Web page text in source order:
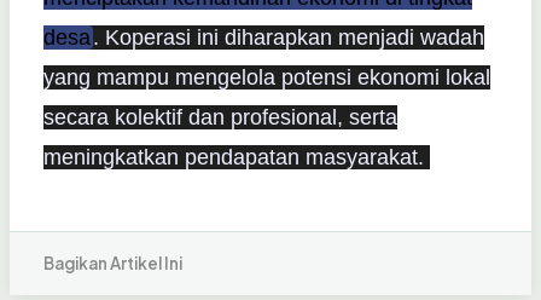
desa . Koperasi ini diharapkan menjadi wadah
yang mampu mengelola potensi ekonomi lokal
secara kolektif dan profesional, serta
meningkatkan pendapatan masyarakat.
Bagikan Artikel Ini